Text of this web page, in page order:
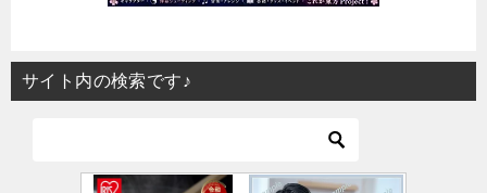
サイト内の検索です♪